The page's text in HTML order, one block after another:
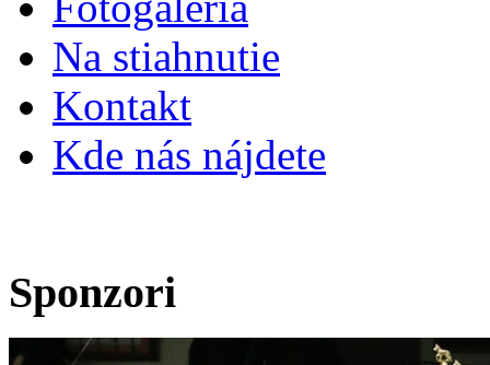
Na stiahnutie
Kontakt
Kde nás nájdete
Sponzori